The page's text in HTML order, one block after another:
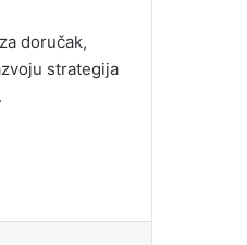
doručak,
strategija